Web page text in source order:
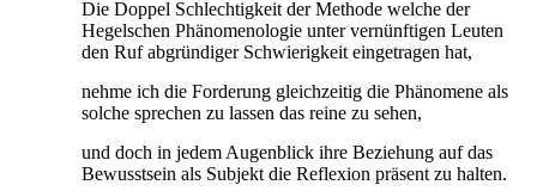
Die Doppel Schlechtigkeit der Methode welche der
Hegelschen Phänomenologie unter vernünftigen Leuten
den Ruf abgründiger Schwierigkeit eingetragen hat,
nehme ich die Forderung gleichzeitig die Phänomene als
solche sprechen zu lassen das reine zu sehen,
und doch in jedem Augenblick ihre Beziehung auf das
Bewusstsein als Subjekt die Reflexion präsent zu halten.